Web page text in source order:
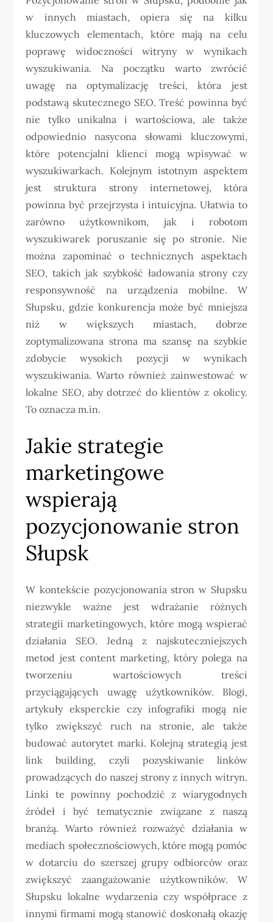
w innych miastach, opiera się na kilku
kluczowych elementach, które mają na celu
poprawę widoczności witryny w wynikach
wyszukiwania. Na początku warto zwrócić
uwagę na optymalizację treści, która jest
podstawą skutecznego SEO. Treść powinna być
nie tylko unikalna i wartościowa, ale także
odpowiednio nasycona słowami kluczowymi,
które potencjalni klienci mogą wpisywać w
wyszukiwarkach. Kolejnym istotnym aspektem
jest struktura strony internetowej, która
powinna być przejrzysta i intuicyjna. Ułatwia to
zarówno użytkownikom, jak i robotom
wyszukiwarek poruszanie się po stronie. Nie
można zapominać o technicznych aspektach
SEO, takich jak szybkość ładowania strony czy
responsywność na urządzenia mobilne. W
Słupsku, gdzie konkurencja może być mniejsza
niż w większych miastach, dobrze
zoptymalizowana strona ma szansę na szybkie
zdobycie wysokich pozycji w wynikach
wyszukiwania. Warto również zainwestować w
lokalne SEO, aby dotrzeć do klientów z okolicy.
To oznacza m.in.
Jakie strategie
marketingowe
wspierają
pozycjonowanie stron
Słupsk
W kontekście pozycjonowania stron w Słupsku
niezwykle ważne jest wdrażanie różnych
strategii marketingowych, które mogą wspierać
działania SEO. Jedną z najskuteczniejszych
metod jest content marketing, który polega na
tworzeniu wartościowych treści
przyciągających uwagę użytkowników. Blogi,
artykuły eksperckie czy infografiki mogą nie
tylko zwiększyć ruch na stronie, ale także
budować autorytet marki. Kolejną strategią jest
link building, czyli pozyskiwanie linków
prowadzących do naszej strony z innych witryn.
Linki te powinny pochodzić z wiarygodnych
źródeł i być tematycznie związane z naszą
branżą. Warto również rozważyć działania w
mediach społecznościowych, które mogą pomóc
w dotarciu do szerszej grupy odbiorców oraz
zwiększyć zaangażowanie użytkowników. W
Słupsku lokalne wydarzenia czy współprace z
innymi firmami mogą stanowić doskonałą okazję